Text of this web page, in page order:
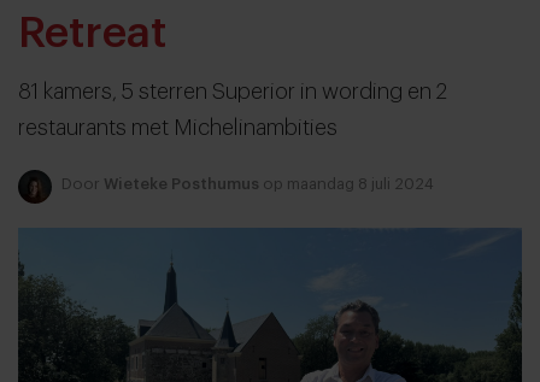
Retreat
81 kamers, 5 sterren Superior in wording en 2
restaurants met Michelinambities
Door Wieteke Posthumus op maandag 8 juli 2024